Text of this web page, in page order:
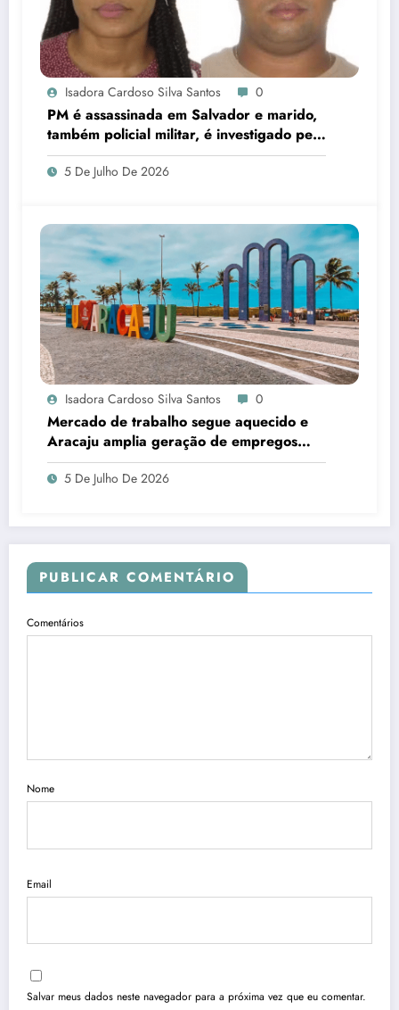
Isadora Cardoso Silva Santos 0
PM é assassinada em Salvador e marido,
também policial militar, é investigado pelo
crime
5 De Julho De 2026
Isadora Cardoso Silva Santos 0
Mercado de trabalho segue aquecido e
Aracaju amplia geração de empregos
formais
5 De Julho De 2026
PUBLICAR COMENTÁRIO
Comentários
Nome
Email
Salvar meus dados neste navegador para a próxima vez que eu comentar.